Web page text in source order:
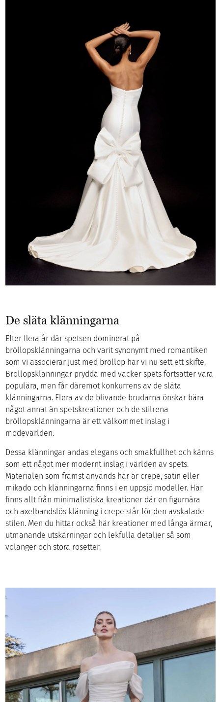
De släta klänningarna
Efter flera år där spetsen dominerat på
bröllopsklänningarna och varit synonymt med romantiken
som vi associerar just med bröllop har vi nu sett ett skifte.
Bröllopsklänningar prydda med vacker spets fortsätter vara
populära, men får däremot konkurrens av de släta
klänningarna. Flera av de blivande brudarna önskar bära
något annat än spetskreationer och de stilrena
bröllopsklänningarna är ett välkommet inslag i
modevärlden.
Dessa klänningar andas elegans och smakfullhet och känns
som ett något mer modernt inslag i världen av spets.
Materialen som främst används här är crepe, satin eller
mikado och klänningarna finns i en uppsjö modeller. Här
finns allt från minimalistiska kreationer där en figurnära
och axelbandslös klänning i crepe står för den avskalade
stilen. Men du hittar också här kreationer med långa ärmar,
utmanande utskärningar och lekfulla detaljer så som
volanger och stora rosetter.